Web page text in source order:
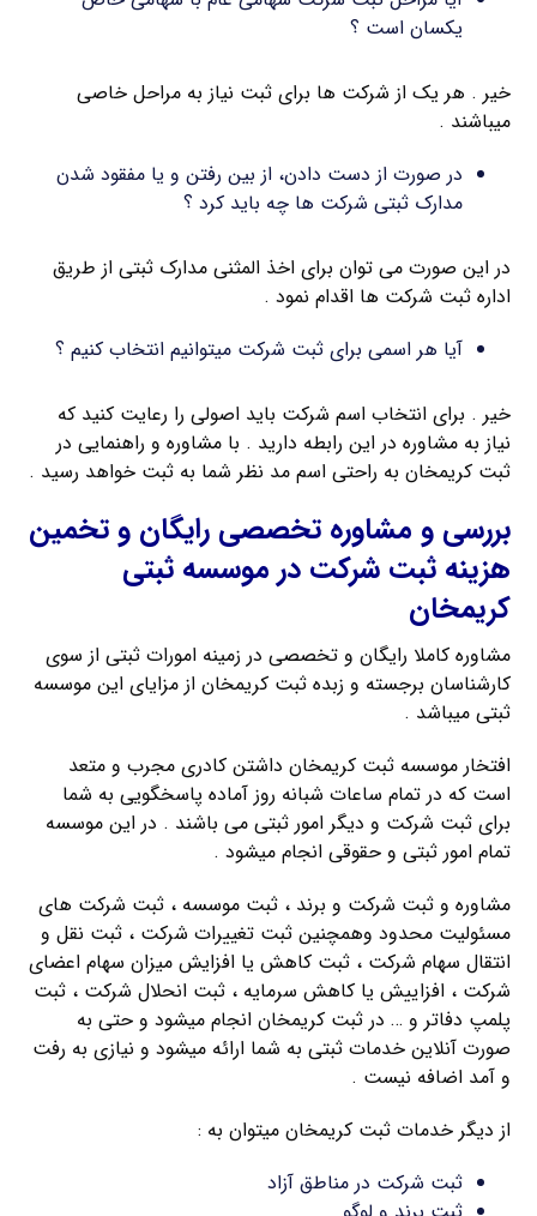
یکسان است ؟
خیر . هر یک از شرکت ها برای ثبت نیاز به مراحل خاصی
میباشند .
در صورت از دست دادن، از بین رفتن و یا مفقود شدن
مدارک ثبتی شرکت ها چه باید کرد ؟
در این صورت می توان برای اخذ المثنی مدارک ثبتی از طریق
اداره ثبت شرکت ها اقدام نمود .
آیا هر اسمی برای ثبت شرکت میتوانیم انتخاب کنیم ؟
خیر . برای انتخاب اسم شرکت باید اصولی را رعایت کنید که
نیاز به مشاوره در این رابطه دارید . با مشاوره و راهنمایی در
ثبت کریمخان به راحتی اسم مد نظر شما به ثبت خواهد رسید .
بررسی و مشاوره تخصصی رایگان و تخمین
هزینه ثبت شرکت در موسسه ثبتی
کریمخان
مشاوره کاملا رایگان و تخصصی در زمینه امورات ثبتی از سوی
کارشناسان برجسته و زبده ثبت کریمخان از مزایای این موسسه
ثبتی میباشد .
افتخار موسسه ثبت کریمخان داشتن کادری مجرب و متعد
است که در تمام ساعات شبانه روز آماده پاسخگویی به شما
برای ثبت شرکت و دیگر امور ثبتی می باشند . در این موسسه
تمام امور ثبتی و حقوقی انجام میشود .
مشاوره و ثبت شرکت و برند ، ثبت موسسه ، ثبت شرکت های
مسئولیت محدود وهمچنین ثبت تغییرات شرکت ، ثبت نقل و
انتقال سهام شرکت ، ثبت کاهش یا افزایش میزان سهام اعضای
شرکت ، افزاییش یا کاهش سرمایه ، ثبت انحلال شرکت ، ثبت
پلمپ دفاتر و … در ثبت کریمخان انجام میشود و حتی به
صورت آنلاین خدمات ثبتی به شما ارائه میشود و نیازی به رفت
و آمد اضافه نیست .
از دیگر خدمات ثبت کریمخان میتوان به :
ثبت شرکت در مناطق آزاد